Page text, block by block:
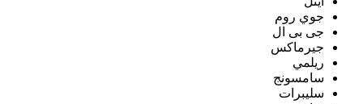
جوي روم
جى بى ال
جيرماكس
ريلمي
سامسونج
سليبرات